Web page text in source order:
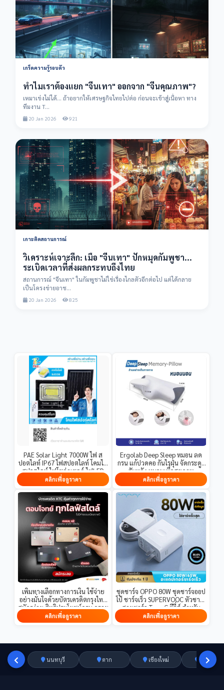
เกร็ดความรู้รอบตัว
ทำไมเราต้องแยก "จีนเทา" ออกจาก "จีนคุณภาพ"?
เหมาเข่งไม่ได้... ถ้าอยากให้เศรษฐกิจไทยไปต่อ ก่อนจะเข้าสู่เนื้อหา ทาง
ทีมงาน T...
20 Jan 2026 921
เกาะติดสถานการณ์
วิเคราะห์เจาะลึก: เมื่อ "จีนเทา" ปักหมุดกัมพูชา...
ระเบิดเวลาที่ส่งผลกระทบถึงไทย
สถานการณ์ "จีนเทา" ในกัมพูชาไม่ใช่เรื่องไกลตัวอีกต่อไป แต่ได้กลาย
เป็นโครงข่ายอาช...
20 Jan 2026 825
PAE Solar Light 7000W ไฟ ส
ปอตไลท์ IP67 ไฟสปอตไลท์ โคมไฟ
สปอตไลท์ ไฟโซล่าเซลล์ ไฟLED
ขนาดใหญ่ ความสว่างสูง
คลิกเพื่อดูราคา
Ergolab Deep Sleep หมอน ลด
กรน แก้ปวดคอ กันไรฝุ่น จัดกระดูก
สันหลัง หมอนเพื่อสุขภาพ
คลิกเพื่อดูราคา
เพิ่มทางเลือกทางการเงิน ใช้จ่าย
อย่างมั่นใจด้วยบัตรเครดิตกรุงไทย
สมัครง่าย สิทธิประโยชน์ครบ ดูราย
ละเอียดที่ลิงก์นี้
คลิกเพื่อดูราคา
ชุดชาร์จ OPPO 80W ชุดชาร์จออป
โป้ ชาร์จเร็ว SUPERVOOC หัวชาร์จ
สายชาร์จ Type-C ซีรี่ส์ สำหรับ
Reno Realme OPPO
A74/A95/A97 【รับประกัน1ปี】
คลิกเพื่อดูราคา
นนทบุรี ตาก เชียงใหม่ อ่างทอง